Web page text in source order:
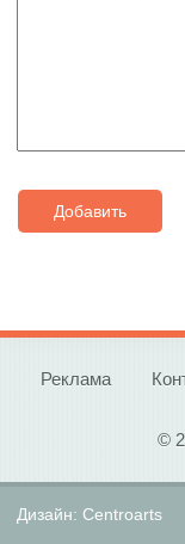
Добавить
Реклама
©
Дизайн: Centroarts